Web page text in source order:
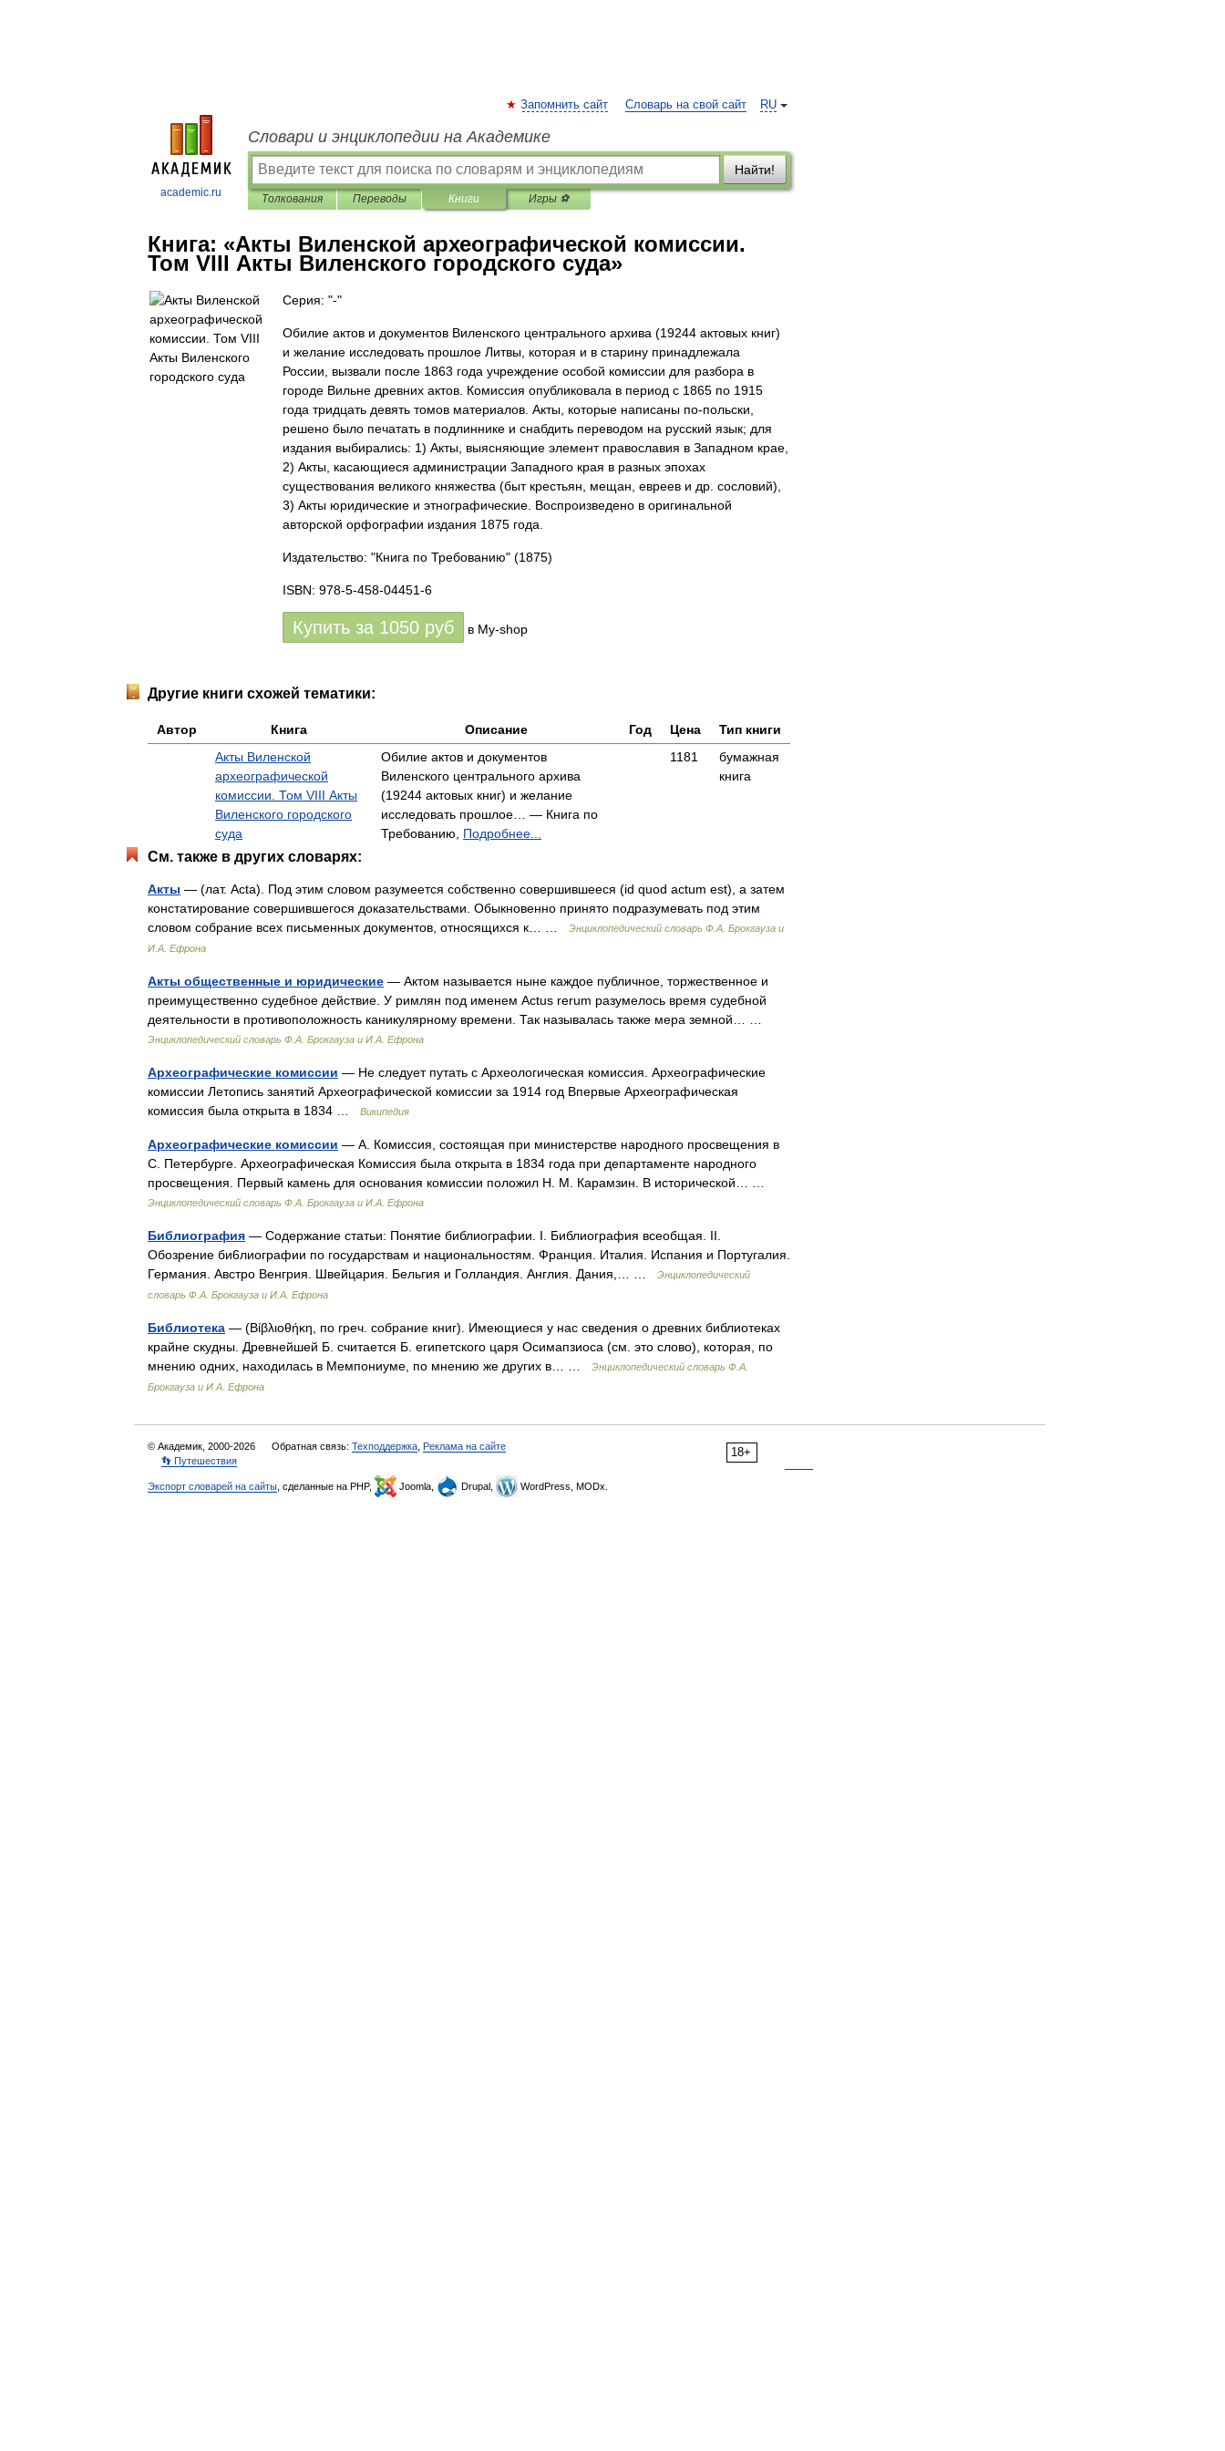
academic.ru
RU
Запомнить сайт Словарь на свой сайт
Словари и энциклопедии на Академике
Найти!
Толкования Переводы Книги Игры ⚽
Книга: «Акты Виленской археографической комиссии.
Том VIII Акты Виленского городского суда»
Серия: "-"
Обилие актов и документов Виленского центрального архива (19244 актовых книг)
и желание исследовать прошлое Литвы, которая и в старину принадлежала
России, вызвали после 1863 года учреждение особой комиссии для разбора в
городе Вильне древних актов. Комиссия опубликовала в период с 1865 по 1915
года тридцать девять томов материалов. Акты, которые написаны по-польски,
решено было печатать в подлиннике и снабдить переводом на русский язык; для
издания выбирались: 1) Акты, выясняющие элемент православия в Западном крае,
2) Акты, касающиеся администрации Западного края в разных эпохах
существования великого княжества (быт крестьян, мещан, евреев и др. сословий),
3) Акты юридические и этнографические. Воспроизведено в оригинальной
авторской орфографии издания 1875 года.
Издательство: "Книга по Требованию" (1875)
ISBN: 978-5-458-04451-6
Купить за 1050 руб в My-shop
Другие книги схожей тематики:
Автор Книга Описание Год Цена
Тип книги
Акты Виленской
археографической
комиссии. Том VIII Акты
Виленского городского
суда
Обилие актов и документов
Виленского центрального архива
(19244 актовых книг) и желание
исследовать прошлое… — Книга по
Требованию, Подробнее...
1181
бумажная
книга
См. также в других словарях:
Акты — (лат. Acta). Под этим словом разумеется собственно совершившееся (id quod actum est), a затем
констатирование совершившегося доказательствами. Обыкновенно принято подразумевать под этим
словом собрание всех письменных документов, относящихся к… …
Энциклопедический словарь Ф.А. Брокгауза и
И.А. Ефрона
Акты общественные и юридические — Актом называется ныне каждое публичное, торжественное и
преимущественно судебное действие. У римлян под именем Actus rerum разумелось время судебной
деятельности в противоположность каникулярному времени. Так называлась также мера земной… …
Энциклопедический словарь Ф.А. Брокгауза и И.А. Ефрона
Археографические комиссии — Не следует путать с Археологическая комиссия. Археографические
комиссии Летопись занятий Археографической комиссии за 1914 год Впервые Археографическая
комиссия была открыта в 1834 …
Википедия
Археографические комиссии — А. Комиссия, состоящая при министерстве народного просвещения в
С. Петербурге. Археографическая Комиссия была открыта в 1834 года при департаменте народного
просвещения. Первый камень для основания комиссии положил Н. М. Карамзин. В исторической… …
Энциклопедический словарь Ф.А. Брокгауза и И.А. Ефрона
Библиография — Содержание статьи: Понятие библиографии. I. Библиография всеобщая. II.
Обозрение би6лиографии по государствам и национальностям. Франция. Италия. Испания и Португалия.
Германия. Австро Венгрия. Швейцария. Бельгия и Голландия. Англия. Дания,… …
Энциклопедический
словарь Ф.А. Брокгауза и И.А. Ефрона
Библиотека — (Βίβλιοθήκη, по греч. собрание книг). Имеющиеся у нас сведения о древних библиотеках
крайне скудны. Древнейшей Б. считается Б. египетского царя Осимапзиоса (см. это слово), которая, по
мнению одних, находилась в Мемпониуме, по мнению же других в… …
Энциклопедический словарь Ф.А.
Брокгауза и И.А. Ефрона
18+
© Академик, 2000-2026 Обратная связь: Техподдержка Реклама на сайте
👣 Путешествия
Экспорт словарей на сайты , сделанные на PHP, Joomla, Drupal, WordPress, MODx.